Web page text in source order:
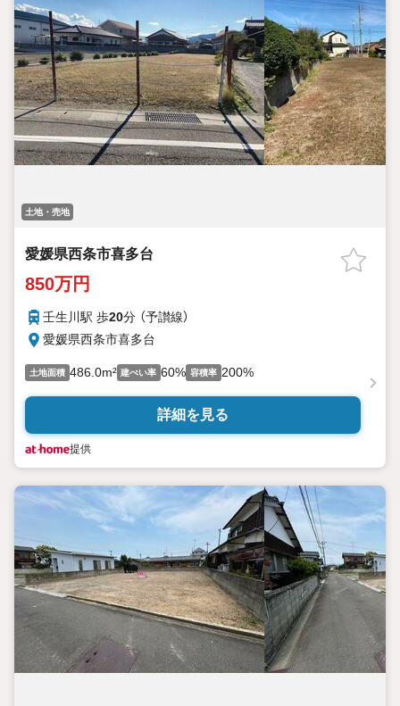
土地・売地
愛媛県西条市喜多台
850万円
壬生川駅 歩20分 （予讃線）
愛媛県西条市喜多台
土地面積 486.0m² 建ぺい率 60% 容積率 200%
詳細を見る
提供